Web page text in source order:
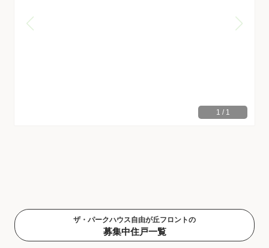
1 / 1
ザ・パークハウス自由が丘フロントの
募集中住戸一覧